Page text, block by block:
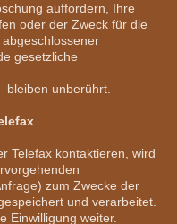
auffordern, Ihre
oder der Zweck für die
gesetzliche
bleiben unberührt.
Telefax kontaktieren, wird
zum Zwecke der
und verarbeitet.
Einwilligung weiter.